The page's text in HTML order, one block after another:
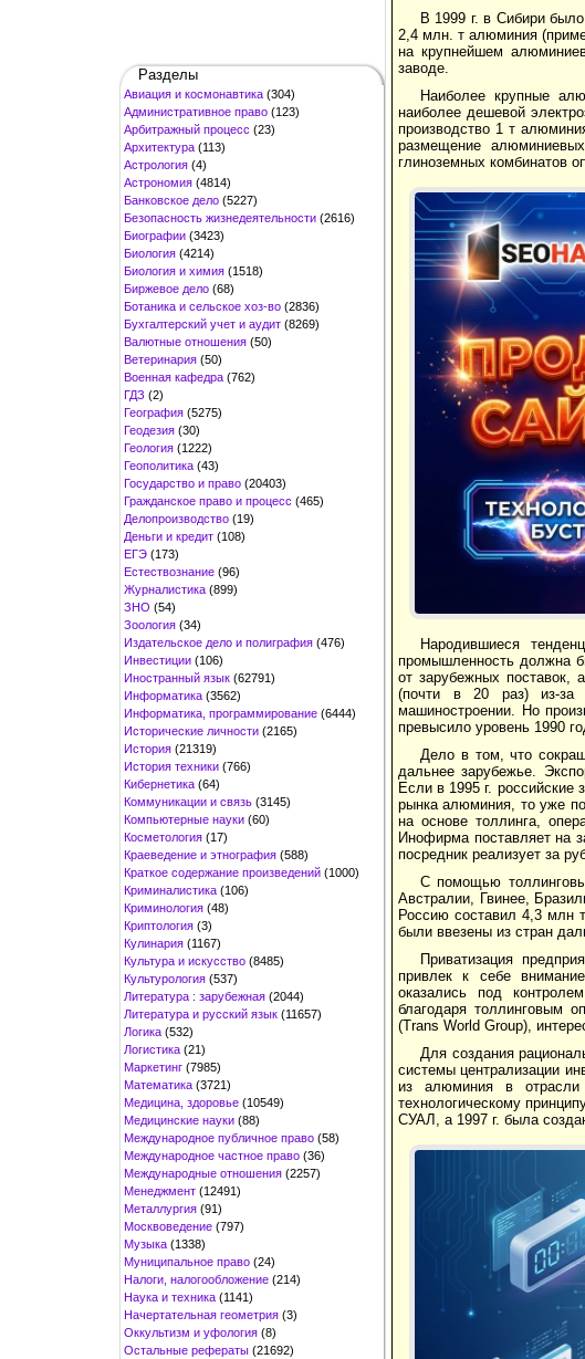
Разделы
Авиация и космонавтика (304)
Административное право (123)
Арбитражный процесс (23)
Архитектура (113)
Астрология (4)
Астрономия (4814)
Банковское дело (5227)
Безопасность жизнедеятельности (2616)
Биографии (3423)
Биология (4214)
Биология и химия (1518)
Биржевое дело (68)
Ботаника и сельское хоз-во (2836)
Бухгалтерский учет и аудит (8269)
Валютные отношения (50)
Ветеринария (50)
Военная кафедра (762)
ГДЗ (2)
География (5275)
Геодезия (30)
Геология (1222)
Геополитика (43)
Государство и право (20403)
Гражданское право и процесс (465)
Делопроизводство (19)
Деньги и кредит (108)
ЕГЭ (173)
Естествознание (96)
Журналистика (899)
ЗНО (54)
Зоология (34)
Издательское дело и полиграфия (476)
Инвестиции (106)
Иностранный язык (62791)
Информатика (3562)
Информатика, программирование (6444)
Исторические личности (2165)
История (21319)
История техники (766)
Кибернетика (64)
Коммуникации и связь (3145)
Компьютерные науки (60)
Косметология (17)
Краеведение и этнография (588)
Краткое содержание произведений (1000)
Криминалистика (106)
Криминология (48)
Криптология (3)
Кулинария (1167)
Культура и искусство (8485)
Культурология (537)
Литература : зарубежная (2044)
Литература и русский язык (11657)
Логика (532)
Логистика (21)
Маркетинг (7985)
Математика (3721)
Медицина, здоровье (10549)
Медицинские науки (88)
Международное публичное право (58)
Международное частное право (36)
Международные отношения (2257)
Менеджмент (12491)
Металлургия (91)
Москвоведение (797)
Музыка (1338)
Муниципальное право (24)
Налоги, налогообложение (214)
Наука и техника (1141)
Начертательная геометрия (3)
Оккультизм и уфология (8)
Остальные рефераты (21692)
В 1999 г. в Сибири
2,4 млн. т алюминия
на крупнейшем
заводе.
Наиболее крупные
наиболее дешевой
производство 1 т
размещение
глиноземных комбинатов
Народившиеся
промышленность должна
от зарубежных поставок,
(почти в 20 раз) из-за
машиностроении. Но
превысило уровень 1990
Дело в том, что
дальнее зарубежье.
Если в 1995 г.
рынка алюминия, то уже
на основе толлинга,
Инофирма поставляет на
посредник реализует за
С помощью
Австралии, Гвинее,
Россию составил 4,3 млн
были ввезены из стран
Приватизация
привлек к себе
оказались под
благодаря толлинговым
(Trans World Group),
Для создания
системы централизации
из алюминия в
технологическому
СУАЛ, а 1997 г. была